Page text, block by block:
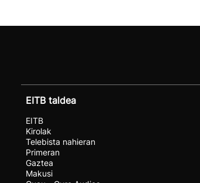
EITB taldea
EITB
Kirolak
Telebista nahieran
Primeran
Gaztea
Makusi